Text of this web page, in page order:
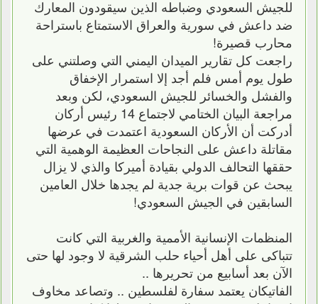
للجيش السعودي وضباطه الذين سيقودون المعارك
ضد داعش في سورية والعراق الاستمتاع باستراحة
محارب قصيرة!
راجعت كل تقارير الميدان اليمني التي وصلتني على
طول يوم أمس فلم أجد إلا استمرار الإخفاق
والفشل والخسائر للجيش السعودي، لكن وبعد
مراجعة البيان الختامي لاجتماع 14 رئيس أركان
أدركت أن الأركان السعودية اعتمدت في عرضها
مقاتلة داعش على النجاحات العظيمة الوهمية التي
حققها التحالف الدولي بقيادة أميركا والذي لا يزال
يبحث عن قوات برية جدية لم يجدها خلال العامين
السابقين في الجيش السعودي!
المنظمات الإنسانية الأممية والغربية التي كانت
تتباكى على أهل أحياء حلب الشرقية لا وجود لها حتى
الآن بعد أسابيع من تحريرها ..
الفاتيكان يعتمد سفارة لفلسطين .. وتصاعد مخاوف